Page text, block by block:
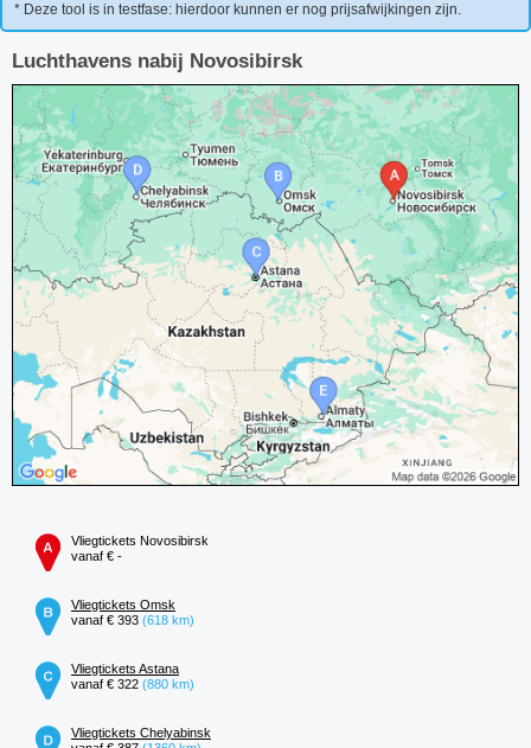
* Deze tool is in testfase: hierdoor kunnen er nog prijsafwijkingen zijn.
Luchthavens nabij Novosibirsk
Vliegtickets Novosibirsk
vanaf € -
Vliegtickets Omsk
vanaf € 393 (618 km)
Vliegtickets Astana
vanaf € 322 (880 km)
Vliegtickets Chelyabinsk